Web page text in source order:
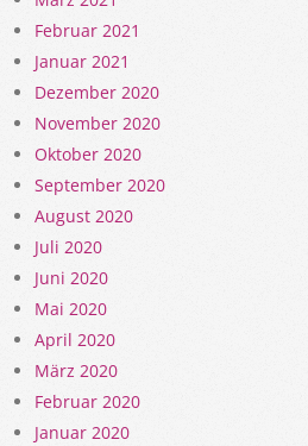
Februar 2021
Januar 2021
Dezember 2020
November 2020
Oktober 2020
September 2020
August 2020
Juli 2020
Juni 2020
Mai 2020
April 2020
März 2020
Februar 2020
Januar 2020